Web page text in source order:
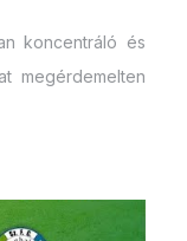
koncentráló és
megérdemelten